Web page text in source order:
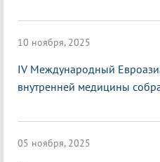
10 ноября, 2025
IV Международный
внутренней медицины
05 ноября, 2025